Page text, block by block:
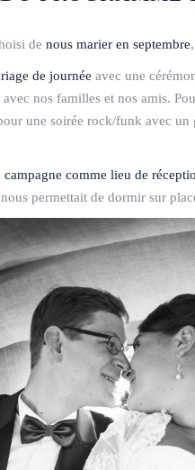
de nous marier en septembre
de journée avec une
nos familles et nos amis.
une soirée rock/funk avec
campagne comme lieu de
permettait de dormir sur